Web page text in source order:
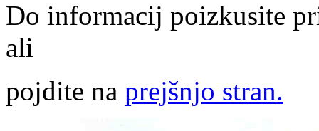
Do informacij poizkusite
ali
pojdite na prejšnjo stran.